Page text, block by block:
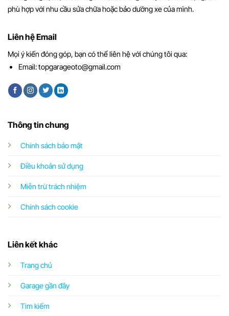
phù hợp với nhu cầu sửa chữa hoặc bảo dưỡng xe của mình.
Thông tin chung
Chính sách bảo mật
Điều khoản sử dụng
Miễn trừ trách nhiệm
Chính sách cookie
Liên kết khác
Trang chủ
Garage gần đây
Tìm kiếm
Liên hệ Email
Mọi ý kiến đóng góp, bạn có thể liên hệ với chúng tôi qua:
Email:topgarageoto@gmail.com